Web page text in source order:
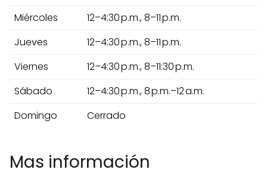
Miércoles
12–4:30 p.m., 8–11 p.m.
Jueves
12–4:30 p.m., 8–11 p.m.
Viernes
12–4:30 p.m., 8–11:30 p.m.
Sábado
12–4:30 p.m., 8 p.m.–12 a.m.
Domingo
Cerrado
Mas información